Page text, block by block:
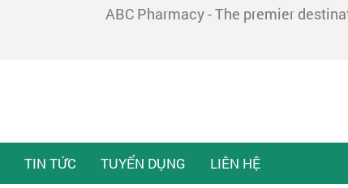
ABC Pharmacy - The premier
TIN TỨC TUYỂN DỤNG LIÊN HỆ